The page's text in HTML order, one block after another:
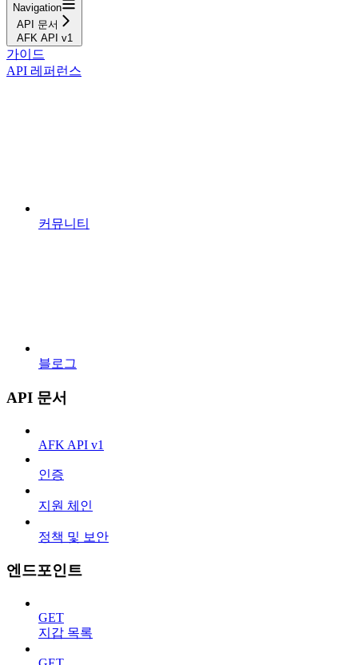
Navigation
API 문서
AFK API v1
가이드
API 레퍼런스
커뮤니티
블로그
API 문서
AFK API v1
인증
지원 체인
정책 및 보안
엔드포인트
GET
지갑 목록